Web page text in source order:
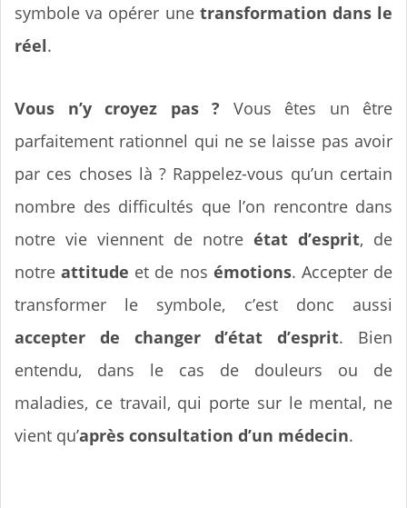
symbole va opérer une transformation dans le
réel.
Vous n’y croyez pas ? Vous êtes un être
parfaitement rationnel qui ne se laisse pas avoir
par ces choses là ? Rappelez-vous qu’un certain
nombre des difficultés que l’on rencontre dans
notre vie viennent de notre état d’esprit, de
notreattitude et de nos émotions. Accepter de
transformer le symbole, c’est donc aussi
accepter de changer d’état d’esprit. Bien
entendu, dans le cas de douleurs ou de
maladies, ce travail, qui porte sur le mental, ne
vient qu’après consultation d’un médecin.